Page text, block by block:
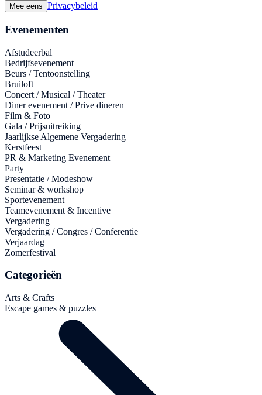
Mee eens Privacybeleid
Evenementen
Afstudeerbal
Bedrijfsevenement
Beurs / Tentoonstelling
Bruiloft
Concert / Musical / Theater
Diner evenement / Prive dineren
Film & Foto
Gala / Prijsuitreiking
Jaarlijkse Algemene Vergadering
Kerstfeest
PR & Marketing Evenement
Party
Presentatie / Modeshow
Seminar & workshop
Sportevenement
Teamevenement & Incentive
Vergadering
Vergadering / Congres / Conferentie
Verjaardag
Zomerfestival
Categorieën
Arts & Crafts
Escape games & puzzles